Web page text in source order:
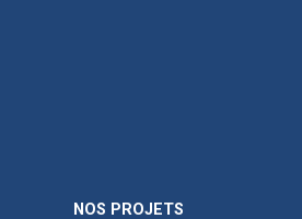
NOS PROJETS